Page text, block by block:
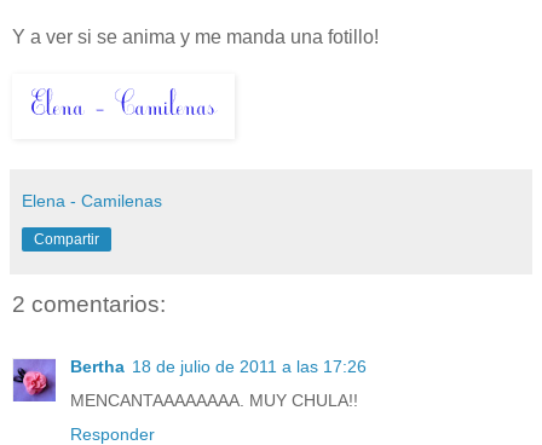
Y a ver si se anima y me manda una fotillo!
Elena - Camilenas
Compartir
2 comentarios:
Bertha 18 de julio de 2011 a las 17:26
MENCANTAAAAAAAA. MUY CHULA!!
Responder